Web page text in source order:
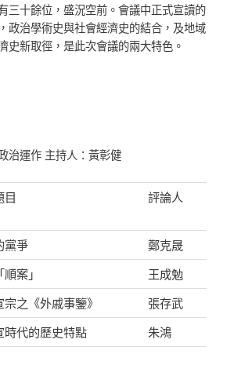
三十餘位，盛況空前。會議中正式宣讀的
政治學術史與社會經濟史的結合，及地域
史新取徑，是此次會議的兩大特色。
治運作 主持人：黃彰健
目 評論人
黨爭
鄭克晟
案」
王成勉
之《外戚事鑒》
張存武
時代的歷史特點 朱鴻